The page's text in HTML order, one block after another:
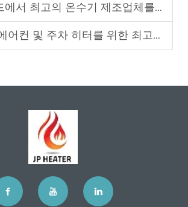
최고의 온수기 제조업체를 선택하는 방법은 무엇입니까?
및 주차 히터를 위한 최고의 5개 도매 공급업체